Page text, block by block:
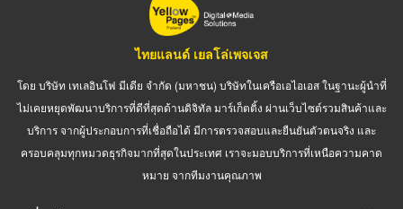
ไทยแลนด์ เยลโล่เพจเจส
โดย บริษัท เทเลอินโฟ มีเดีย จำกัด (มหาชน) บริษัทในเครือเอไอเอส ในฐานะผู้นำที่
ไม่เคยหยุดพัฒนาบริการที่ดีที่สุดด้านดิจิทัล มาร์เก็ตติ้ง ผ่านเว็บไซต์รวมสินค้าและ
บริการ จากผู้ประกอบการที่เชื่อถือได้ มีการตรวจสอบและยืนยันตัวตนจริง และ
ครอบคลุมทุกหมวดธุรกิจมากที่สุดในประเทศ เราจะมอบบริการที่เหนือความคาด
หมาย จากทีมงานคุณภาพ